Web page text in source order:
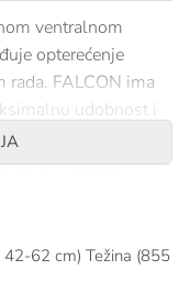
ventralnom
opterećenje
rada. FALCON ima
udobnost i
za brzo i
omogućuje
62 cm) Težina (855